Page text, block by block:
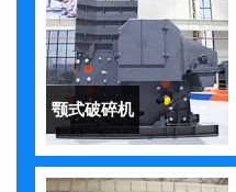
颚式破碎机